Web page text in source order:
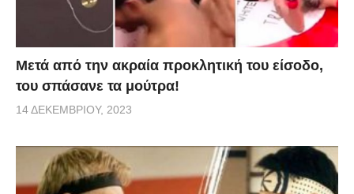
Μετά από την ακραία προκλητική του είσοδο,
του σπάσανε τα μούτρα!
14 ΔΕΚΕΜΒΡΊΟΥ, 2023